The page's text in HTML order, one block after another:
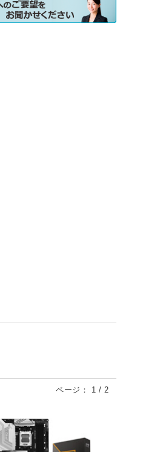
ページ： 1 / 2